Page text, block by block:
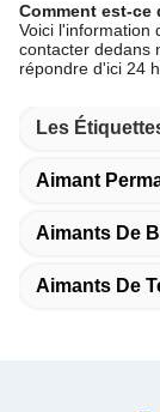
Comment est-ce
Voici l'information
contacter dedans
répondre d'ici 24
Les
Aimant
Aimants De
Aimants De